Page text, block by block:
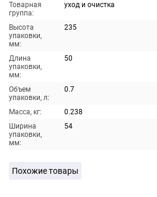
Товарная
группа:
уход и очистка
Высота
упаковки,
мм:
235
Длина
упаковки,
мм:
50
Объем
упаковки, л:
0.7
Масса, кг:
0.238
Ширина
упаковки,
мм:
54
Похожие товары